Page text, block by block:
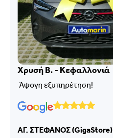
Χρυσή Β. - Κεφαλλονιά
Άψογη εξυπηρέτηση!
ΑΓ. ΣΤΕΦΑΝΟΣ (GigaStore)